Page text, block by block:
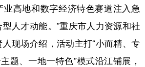
高地和数字经济特色赛道注入急
人才动能。”重庆市人力资源和社
现场介绍，活动主打“小而精、专
题、一地一特色”模式沿江铺展，